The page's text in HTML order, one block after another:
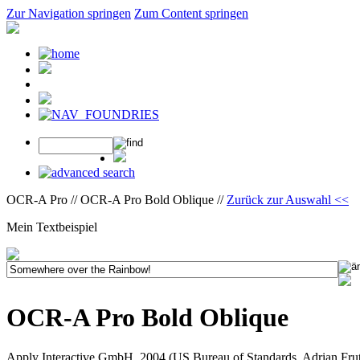
Zur Navigation springen Zum Content springen
OCR-A Pro // OCR-A Pro Bold Oblique // Zurück zur Auswahl <<
Mein Textbeispiel
OCR-A Pro Bold Oblique
Apply Interactive GmbH, 2004 (US Bureau of Standards, Adrian